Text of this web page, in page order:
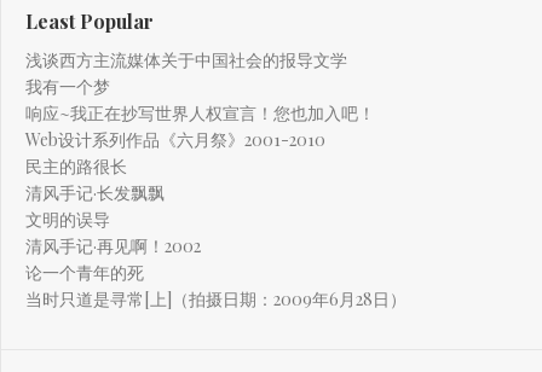
Least Popular
浅谈西方主流媒体关于中国社会的报导文学
我有一个梦
响应~我正在抄写世界人权宣言！您也加入吧！
Web设计系列作品《六月祭》2001-2010
民主的路很长
清风手记·长发飘飘
文明的误导
清风手记·再见啊！2002
论一个青年的死
当时只道是寻常[上]（拍摄日期：2009年6月28日）